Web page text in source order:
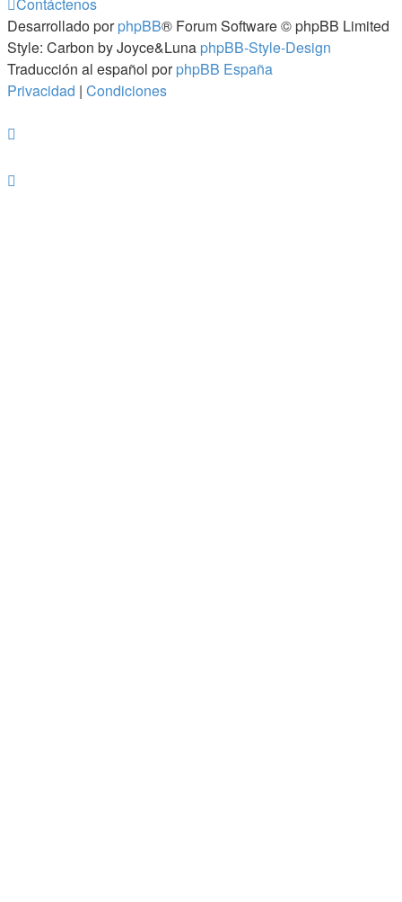
Desarrollado porphpBB® Forum Software © phpBB Limited
Style: Carbon by Joyce&Luna phpBB-Style-Design
Traducción al español porphpBB España
Privacidad | Condiciones